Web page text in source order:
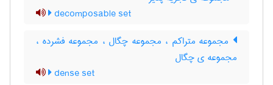
decomposable set
مجموعه متراکم ، مجموعه چگال ، مجموعه فشرده ،
مجموعه ی چگال
dense set